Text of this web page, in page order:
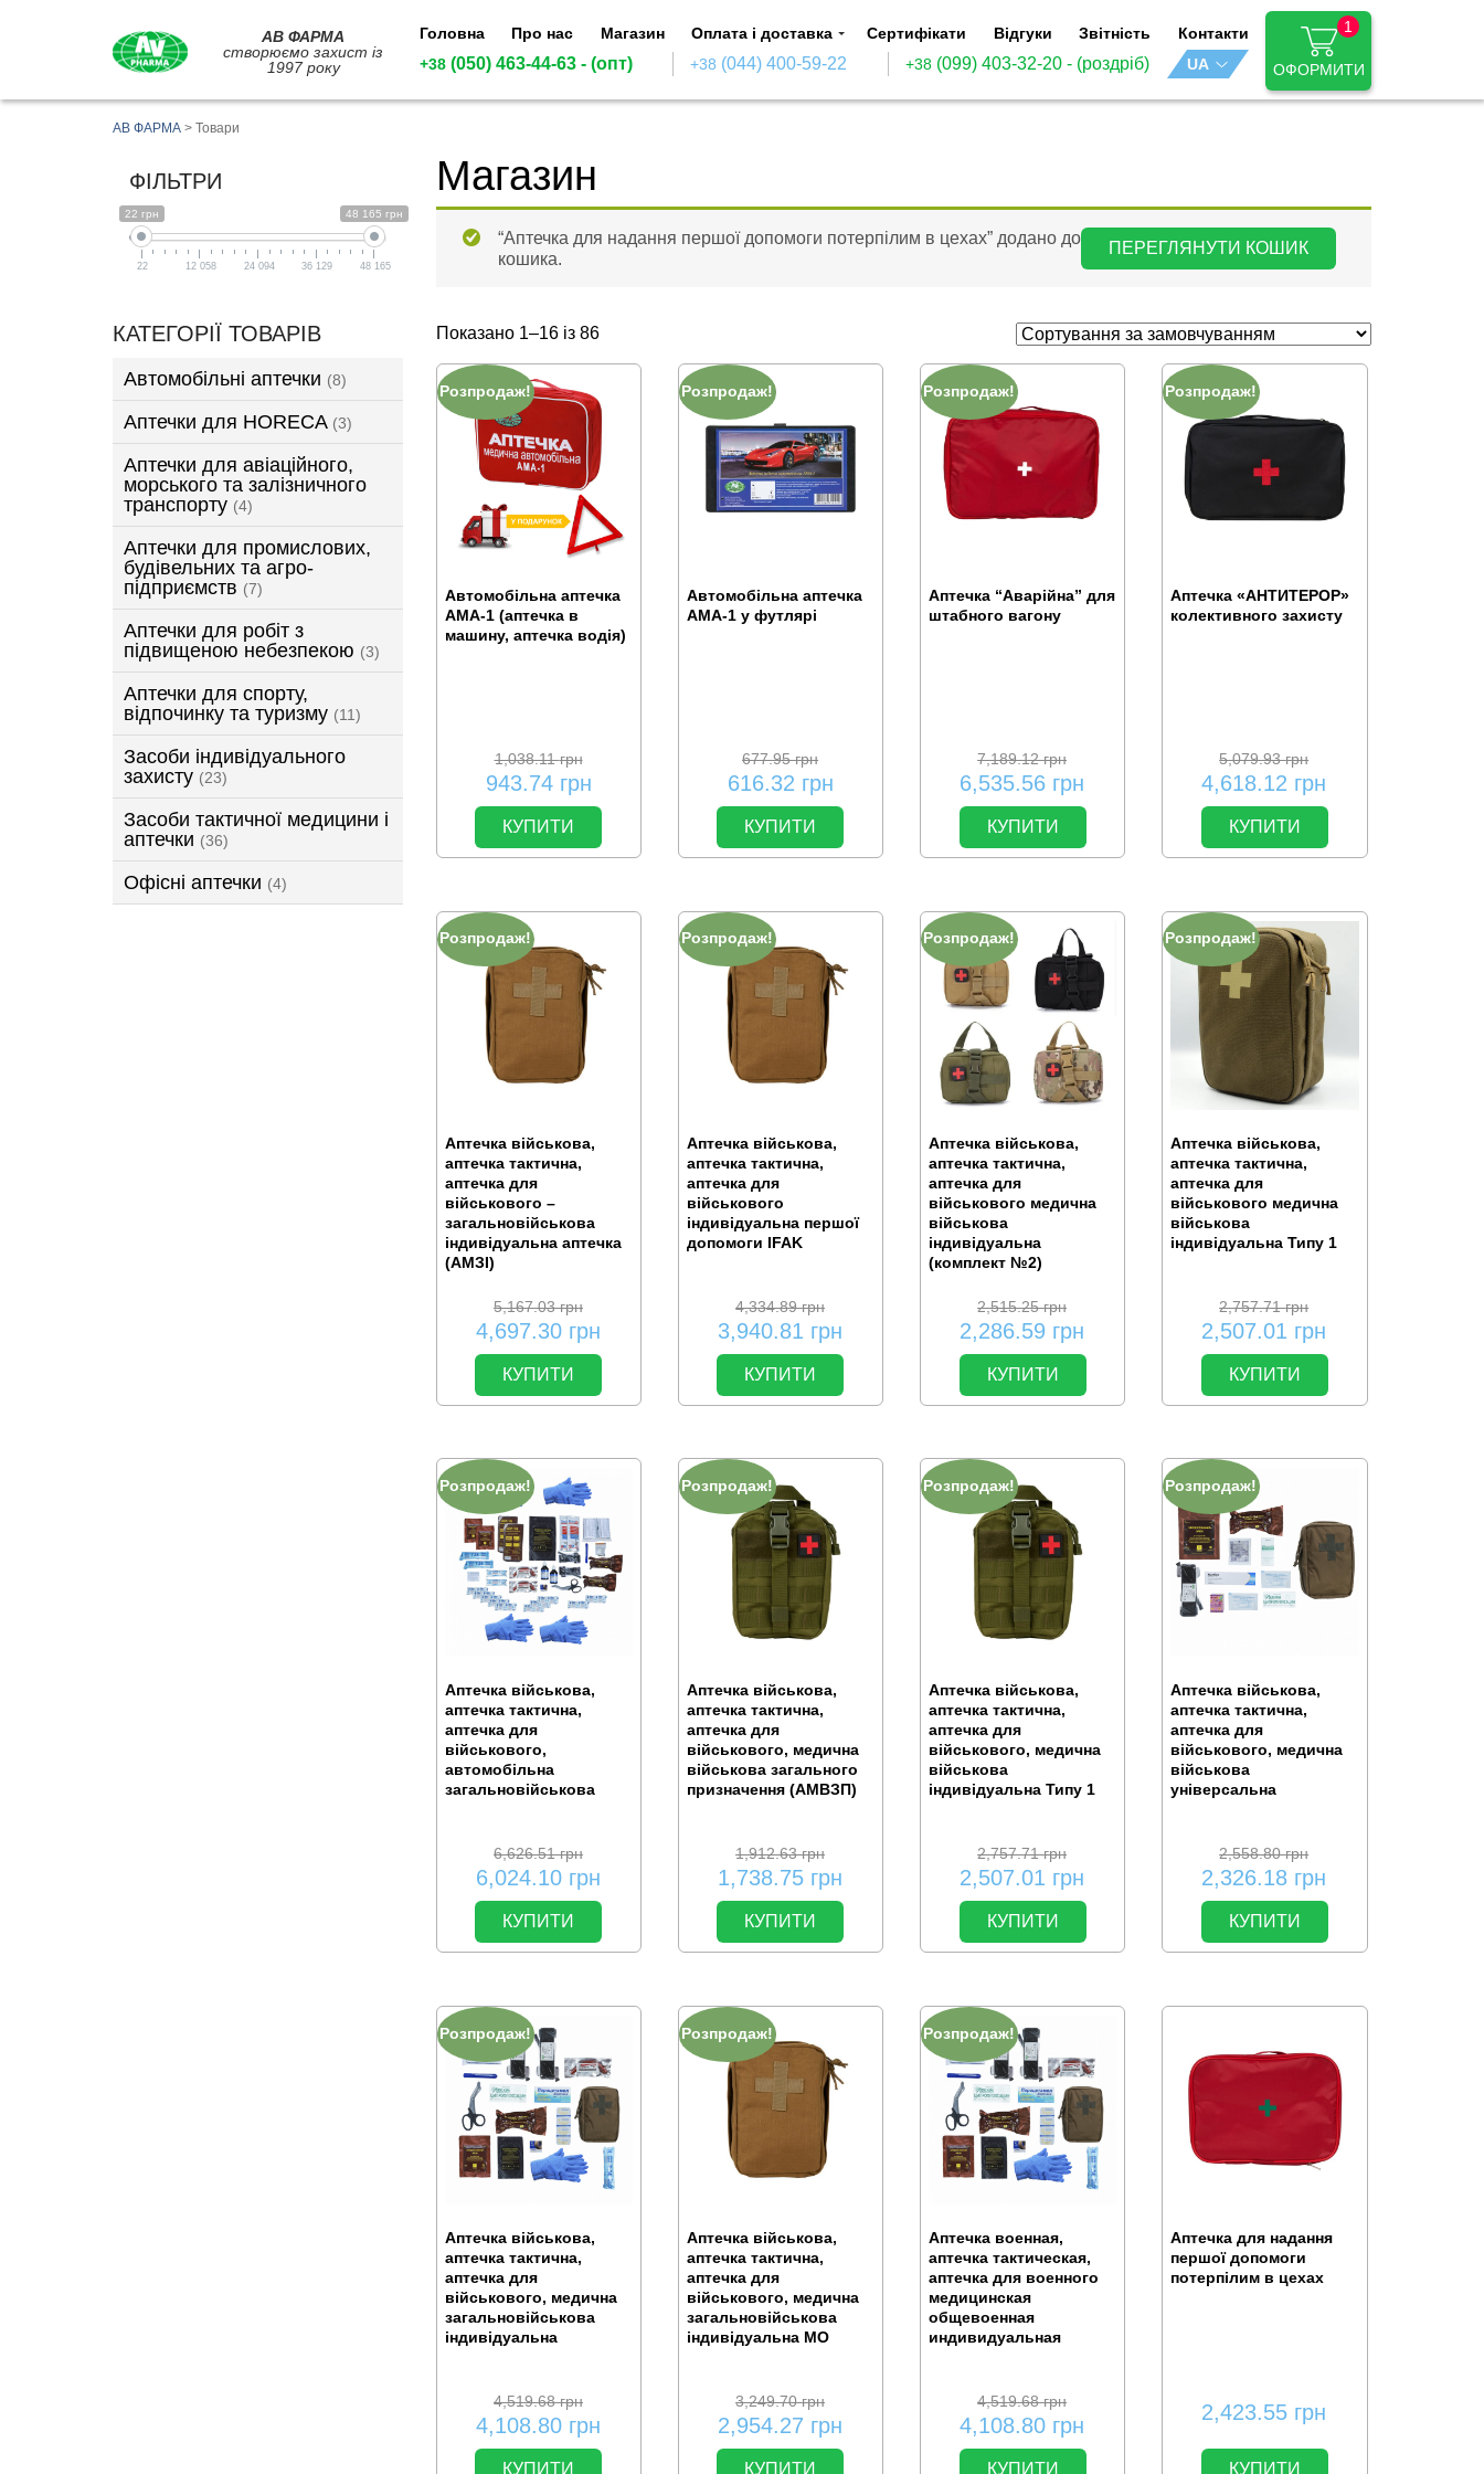
АВ ФАРМА
створюємо захист із
1997 року
Головна Про нас Магазин Оплата і доставка Сертифікати Відгуки Звітність
Контакти
+38(050) 463-44-63- (опт) +38 (044) 400-59-22 +38 (099) 403-32-20 - (роздріб)
1
ОФОРМИТИ
АВ ФАРМА > Товари
ФІЛЬТРИ
22 грн 48 165 грн
22 12 058 24 094 36 129 48 165
КАТЕГОРІЇ ТОВАРІВ
Автомобільні аптечки (8)
Аптечки для HORECA (3)
Аптечки для авіаційного,
морського та залізничного
транспорту (4)
Аптечки для промислових,
будівельних та агро-
підприємств (7)
Аптечки для робіт з
підвищеною небезпекою (3)
Аптечки для спорту,
відпочинку та туризму (11)
Засоби індивідуального
захисту (23)
Засоби тактичної медицини і
аптечки (36)
Офісні аптечки (4)
Магазин
ПЕРЕГЛЯНУТИ КОШИК
“Аптечка для надання першої допомоги потерпілим в цехах” додано до
кошика.
Показано 1–16 із 86
Розпродаж!
Автомобільна аптечка
АМА-1 (аптечка в
машину, аптечка водія)
1,038.11грн
943.74 грн
КУПИТИ
Розпродаж!
Автомобільна аптечка
АМА-1 у футлярі
677.95грн
616.32 грн
КУПИТИ
Розпродаж!
Аптечка “Аварійна” для
штабного вагону
7,189.12грн
6,535.56 грн
КУПИТИ
Розпродаж!
Аптечка «АНТИТЕРОР»
колективного захисту
5,079.93грн
4,618.12 грн
КУПИТИ
Розпродаж!
Аптечка військова,
аптечка тактична,
аптечка для
військового –
загальновійськова
індивідуальна аптечка
(АМЗІ)
5,167.03грн
4,697.30 грн
КУПИТИ
Розпродаж!
Аптечка військова,
аптечка тактична,
аптечка для
військового
індивідуальна першої
допомоги IFAK
4,334.89грн
3,940.81 грн
КУПИТИ
Розпродаж!
Аптечка військова,
аптечка тактична,
аптечка для
військового медична
військова
індивідуальна
(комплект №2)
2,515.25грн
2,286.59 грн
КУПИТИ
Розпродаж!
Аптечка військова,
аптечка тактична,
аптечка для
військового медична
військова
індивідуальна Типу 1
2,757.71грн
2,507.01 грн
КУПИТИ
Розпродаж!
Аптечка військова,
аптечка тактична,
аптечка для
військового,
автомобільна
загальновійськова
6,626.51грн
6,024.10 грн
КУПИТИ
Розпродаж!
Аптечка військова,
аптечка тактична,
аптечка для
військового, медична
військова загального
призначення (АМВЗП)
1,912.63грн
1,738.75 грн
КУПИТИ
Розпродаж!
Аптечка військова,
аптечка тактична,
аптечка для
військового, медична
військова
індивідуальна Типу 1
2,757.71грн
2,507.01 грн
КУПИТИ
Розпродаж!
Аптечка військова,
аптечка тактична,
аптечка для
військового, медична
військова
універсальна
2,558.80грн
2,326.18 грн
КУПИТИ
Розпродаж!
Аптечка військова,
аптечка тактична,
аптечка для
військового, медична
загальновійськова
індивідуальна
4,519.68грн
4,108.80 грн
КУПИТИ
Розпродаж!
Аптечка військова,
аптечка тактична,
аптечка для
військового, медична
загальновійськова
індивідуальна МО
3,249.70грн
2,954.27 грн
КУПИТИ
Розпродаж!
Аптечка военная,
аптечка тактическая,
аптечка для военного
медицинская
общевоенная
индивидуальная
4,519.68грн
4,108.80 грн
КУПИТИ
Аптечка для надання
першої допомоги
потерпілим в цехах
2,423.55 грн
КУПИТИ